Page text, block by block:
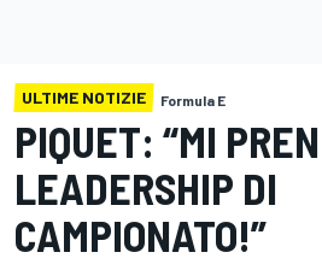
ULTIME NOTIZIE Formula E
PIQUET: “MI
LEADERSHIP DI
CAMPIONATO!”